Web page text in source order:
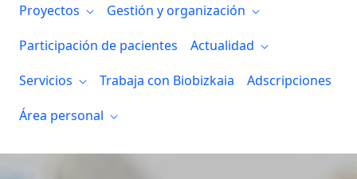
Proyectos
Gestión y organización
Participación de pacientes
Actualidad
Servicios
Trabaja con Biobizkaia
Adscripciones
Área personal